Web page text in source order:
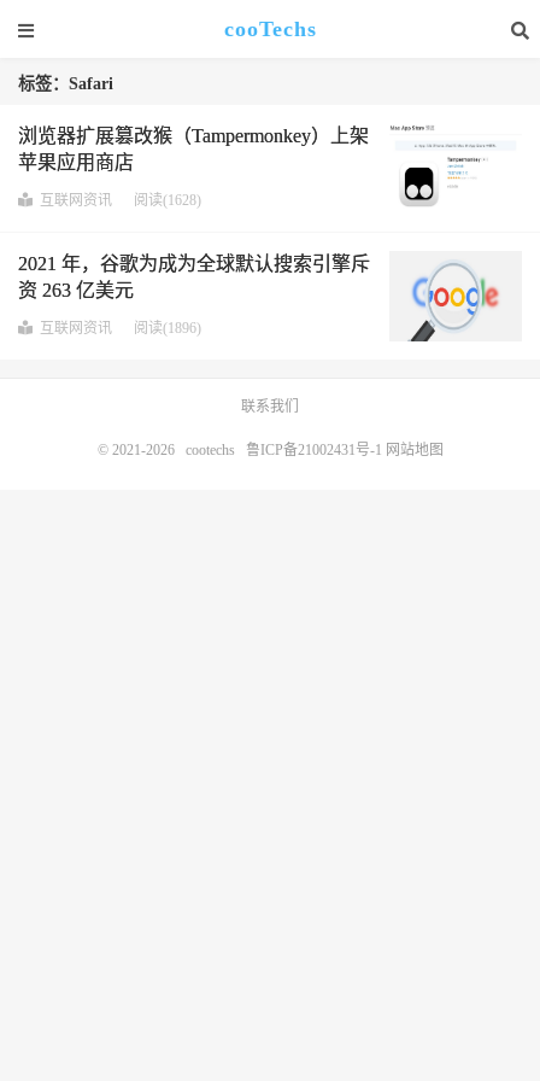
cooTechs
标签：Safari
浏览器扩展篡改猴（Tampermonkey）上架
苹果应用商店
互联网资讯 阅读(1628)
2021 年，谷歌为成为全球默认搜索引擎斥
资 263 亿美元
互联网资讯 阅读(1896)
联系我们
© 2021-2026 cootechs 鲁ICP备21002431号-1 网站地图